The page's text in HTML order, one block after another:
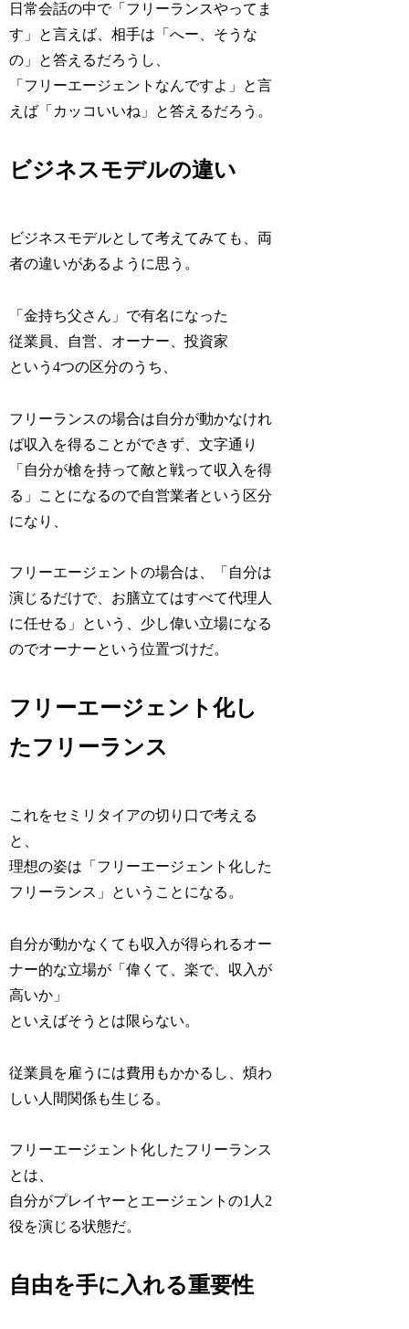
日常会話の中で「フリーランスやってま
す」と言えば、相手は「へー、そうな
の」と答えるだろうし、
「フリーエージェントなんですよ」と言
えば「カッコいいね」と答えるだろう。
ビジネスモデルの違い
ビジネスモデルとして考えてみても、両
者の違いがあるように思う。
「金持ち父さん」で有名になった
従業員、自営、オーナー、投資家
という4つの区分のうち、
フリーランスの場合は自分が動かなけれ
ば収入を得ることができず、文字通り
「自分が槍を持って敵と戦って収入を得
る」ことになるので自営業者という区分
になり、
フリーエージェントの場合は、「自分は
演じるだけで、お膳立てはすべて代理人
に任せる」という、少し偉い立場になる
のでオーナーという位置づけだ。
フリーエージェント化し
たフリーランス
これをセミリタイアの切り口で考える
と、
理想の姿は 「フリーエージェント化した
フリーランス」
ということになる。
自分が動かなくても収入が得られるオー
ナー的な立場が「偉くて、楽で、収入が
高いか」
といえばそうとは限らない。
従業員を雇うには費用もかかるし、煩わ
しい人間関係も生じる。
フリーエージェント化したフリーランス
とは、
自分がプレイヤーとエージェントの1人2
役を演じる状態だ。
自由を手に入れる重要性